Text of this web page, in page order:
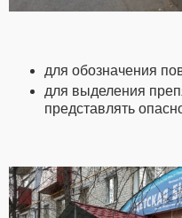
для обозначения
для выделения
представлять